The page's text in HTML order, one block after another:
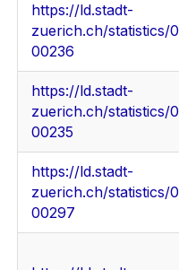
https://ld.stadt-
zuerich.ch/statistics/0
00236
https://ld.stadt-
zuerich.ch/statistics/0
00235
https://ld.stadt-
zuerich.ch/statistics/0
00297